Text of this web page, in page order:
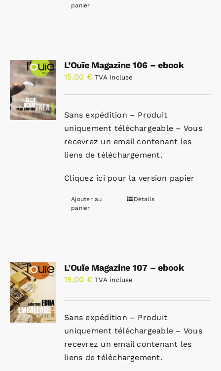
panier
L’Ouïe Magazine 106 – ebook
15,00 € TVA incluse
Sans expédition – Produit
uniquement téléchargeable – Vous
recevrez un email contenant les
liens de téléchargement.
Cliquez ici pour la version papier
Ajouter au
panier
Détails
L’Ouïe Magazine 107 – ebook
15,00 € TVA incluse
Sans expédition – Produit
uniquement téléchargeable – Vous
recevrez un email contenant les
liens de téléchargement.